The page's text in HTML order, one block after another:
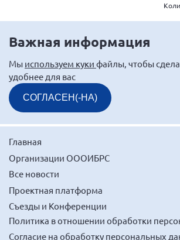
Омская область
Оренбургская область
Пензенская область
Республика Башкортостан
Республика Бурятия
Республика Карелия
Республика Калмыкия
Республика Хакасия
Ростовская область
г. Севастополь
Важная информация
Мы используем куки файлы, чтобы
удобнее для вас
СОГЛАСЕН(-НА)
Главная
Организации ОООИБРС
Все новости
Проектная платформа
Съезды и Конференции
Политика в отношении обработки
Согласие на обработку персональных